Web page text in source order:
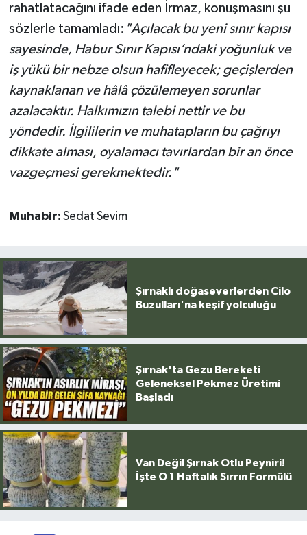
rahatlatacağını ifade eden İrmaz, konuşmasını şu
sözlerle tamamladı: "Açılacak bu yeni sınır kapısı
sayesinde, Habur Sınır Kapısı’ndaki yoğunluk ve
iş yükü bir nebze olsun hafifleyecek; geçişlerden
kaynaklanan ve hâlâ çözülemeyen sorunlar
azalacaktır. Halkımızın talebi nettir ve bu
yöndedir. İlgililerin ve muhatapların bu çağrıyı
dikkate alması, oyalamacı tavırlardan bir an önce
vazgeçmesi gerekmektedir."
Muhabir: Sedat Sevim
Şırnaklı doğaseverlerden Cilo
Buzulları'na keşif yolculuğu
Şırnak'ta Gezu Bereketi
Geleneksel Pekmez Üretimi
Başladı
Van Değil Şırnak Otlu Peyniri!
İşte O 1 Haftalık Sırrın Formülü